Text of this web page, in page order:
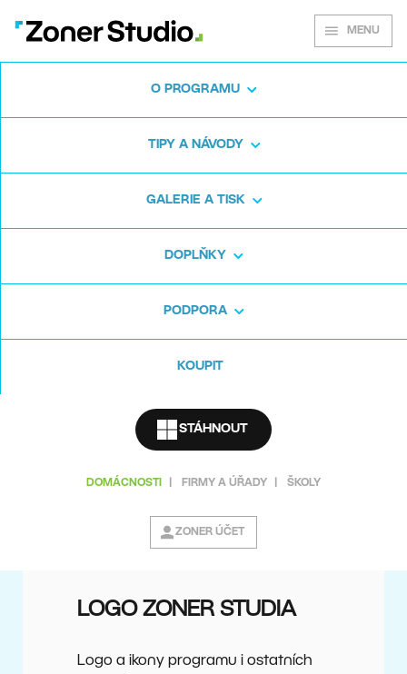
MENU
O PROGRAMU
TIPY A NÁVODY
GALERIE A TISK
DOPLŇKY
PODPORA
KOUPIT
STÁHNOUT
DOMÁCNOSTI FIRMY A ÚŘADY ŠKOLY
ZONER ÚČET
Press room
Michal Prouza
LOGO ZONER STUDIA
Logo a ikony programu i ostatních